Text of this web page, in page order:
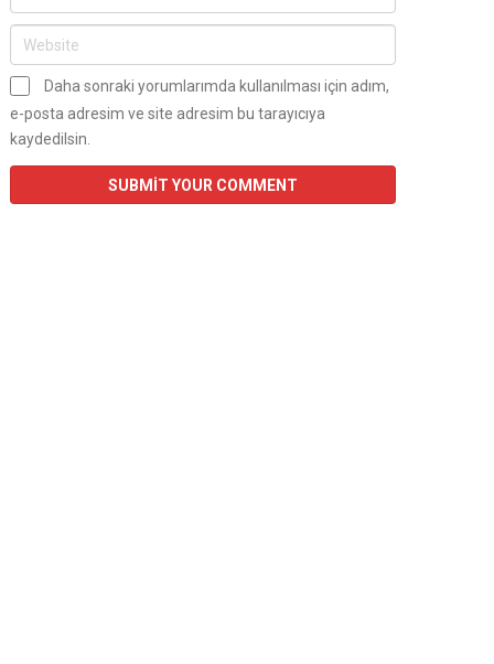
Daha sonraki yorumlarımda kullanılması için adım,
e-posta adresim ve site adresim bu tarayıcıya
kaydedilsin.